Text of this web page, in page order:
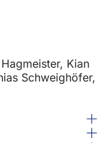
Kian
Schweighöfer,